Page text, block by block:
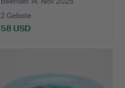
2 Gebote
58 USD